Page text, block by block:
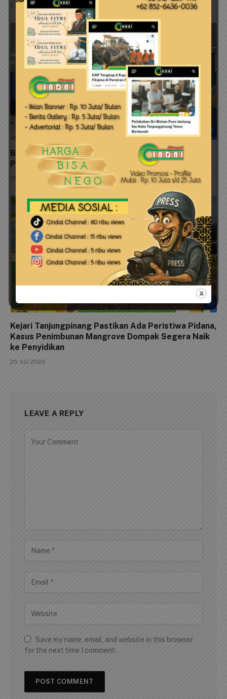
27 Juli 2026
Blue Lantern Foundation Gelar Forum Sinkronisasi
Pengelolaan TWP Timur Pulau Bintan
26 Juli 2026
Kejari Tanjungpinang Pastikan Ada Peristiwa Pidana,
Kasus Penimbunan Mangrove Dompak Segera Naik
ke Penyidikan
25 Juli 2026
LEAVE A REPLY
Save my name, email, and website in this browser
for the next time I comment.